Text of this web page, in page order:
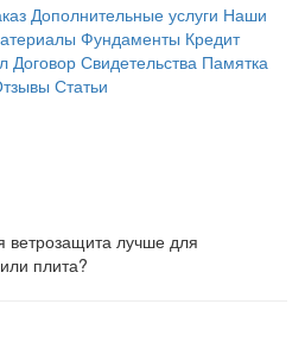
Дополнительные услуги Наши
Фундаменты Кредит
Договор Свидетельства Памятка
Статьи
ветрозащита лучше для
плита?